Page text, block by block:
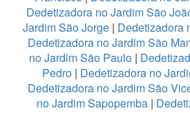
Dedetizadora no Jardim São
Jardim São Jorge | Dedetizadora
Dedetizadora no Jardim São
no Jardim São Paulo |
Pedro| Dedetizadora no
Dedetizadora no Jardim São
no Jardim Sapopemba|